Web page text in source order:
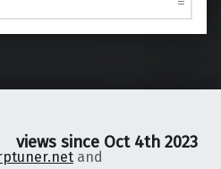
and
views since Oct 4th 2023